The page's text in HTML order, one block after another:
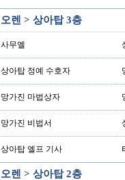
오렌 > 상아탑 3층
사무엘
상아탑 정예 수호자
망가진 마법상자
망가진 비법서
상아탑 엘프 기사
오렌 > 상아탑 2층